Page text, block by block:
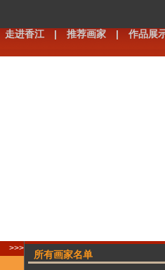
走进香江| 推荐画家| 作品展
>>>
所有画家名单